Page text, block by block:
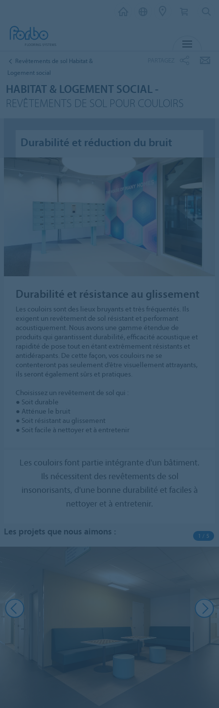
Revêtements de sol Habitat &
Logement social
HABITAT & LOGEMENT SOCIAL -
REVÊTEMENTS DE SOL POUR COULOIRS
Durabilité et réduction du bruit
Durabilité et résistance au glissement
Les couloirs sont des lieux bruyants et très fréquentés. Ils
exigent un revêtement de sol résistant et performant
acoustiquement. Nous avons une gamme étendue de
produits qui garantissent durabilité, efficacité acoustique et
rapidité de pose tout en étant extrêmement résistants et
antidérapants. De cette façon, vos couloirs ne se
contenteront pas seulement d’être visuellement attrayants,
ils seront également sûrs et pratiques.
Choisissez un revêtement de sol qui :
● Soit durable
● Atténue le bruit
● Soit résistant au glissement
● Soit facile à nettoyer et à entretenir
Les couloirs font partie intégrante d'un bâtiment.
Ils nécessitent des revêtements de sol
insonorisants, d'une bonne durabilité et faciles à
nettoyer et à entretenir.
Les projets que nous aimons : 1 / 5